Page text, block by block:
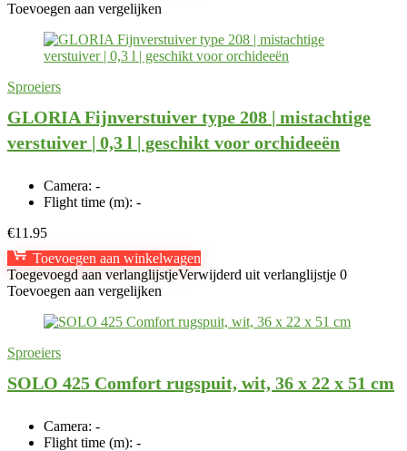
Toevoegen aan vergelijken
Sproeiers
GLORIA Fijnverstuiver type 208 | mistachtige
verstuiver | 0,3 l | geschikt voor orchideeën
Camera: -
Flight time (m): -
€11.95
Toevoegen aan winkelwagen
Toegevoegd aan verlanglijstjeVerwijderd uit verlanglijstje 0
Toevoegen aan vergelijken
Sproeiers
SOLO 425 Comfort rugspuit, wit, 36 x 22 x 51 cm
Camera: -
Flight time (m): -